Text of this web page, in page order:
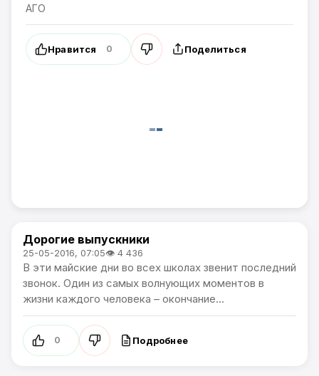
АГО
Нравится 0 Поделиться
Новости Артёма
Дорогие выпускники
25-05-2016, 07:05👁 4 436
В эти майские дни во всех школах звенит последний
звонок. Один из самых волнующих моментов в
жизни каждого человека – окончание...
0 Подробнее